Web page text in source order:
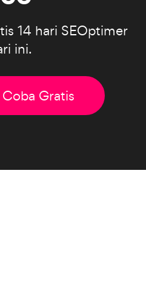
14 hari SEOptimer
ini.
Gratis